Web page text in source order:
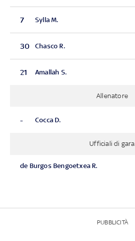
7 Sylla M.
30 Chasco R.
21 Amallah S.
Allenatore
- Cocca D.
Ufficiali di gara
de Burgos Bengoetxea R.
PUBBLICITÀ